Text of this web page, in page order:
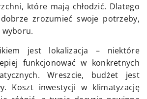
które mają chłodzić. Dlatego
zrozumieć swoje potrzeby,
jest lokalizacja – niektóre
funkcjonować w konkretnych
Wreszcie, budżet jest
Koszt inwestycji w klimatyzację